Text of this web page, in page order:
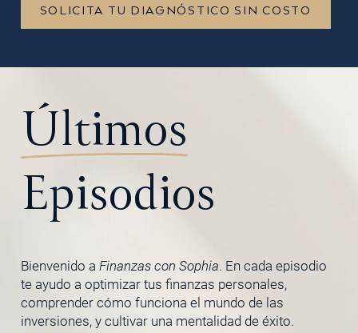
SOLICITA TU DIAGNÓSTICO SIN COSTO
Últimos
Episodios
Bienvenido a Finanzas con Sophia. En cada episodio
te ayudo a optimizar tus finanzas personales,
comprender cómo funciona el mundo de las
inversiones, y cultivar una mentalidad de éxito.